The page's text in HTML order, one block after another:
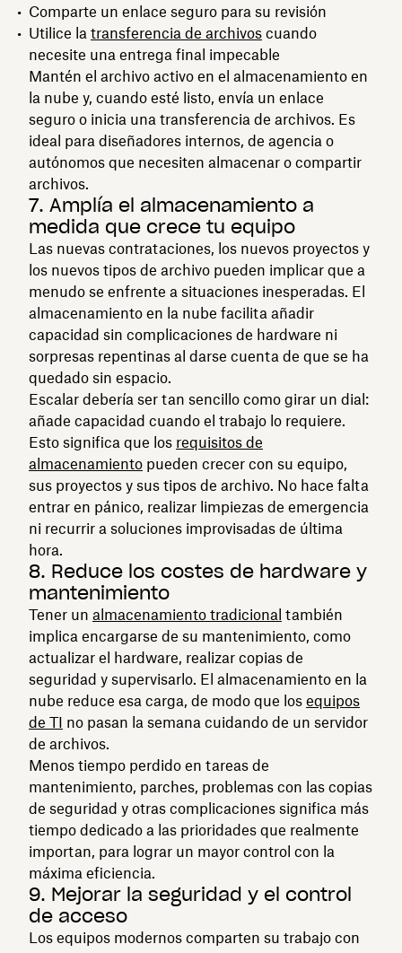
Comparte un enlace seguro para su revisión
Utilice la transferencia de archivos cuando
necesite una entrega final impecable
Mantén el archivo activo en el almacenamiento en
la nube y, cuando esté listo, envía un enlace
seguro o inicia una transferencia de archivos. Es
ideal para diseñadores internos, de agencia o
autónomos que necesiten almacenar o compartir
archivos.
7. Amplía el almacenamiento a
medida que crece tu equipo
Las nuevas contrataciones, los nuevos proyectos y
los nuevos tipos de archivo pueden implicar que a
menudo se enfrente a situaciones inesperadas. El
almacenamiento en la nube facilita añadir
capacidad sin complicaciones de hardware ni
sorpresas repentinas al darse cuenta de que se ha
quedado sin espacio.
Escalar debería ser tan sencillo como girar un dial:
añade capacidad cuando el trabajo lo requiere.
Esto significa que los requisitos de
almacenamiento pueden crecer con su equipo,
sus proyectos y sus tipos de archivo. No hace falta
entrar en pánico, realizar limpiezas de emergencia
ni recurrir a soluciones improvisadas de última
hora.
8. Reduce los costes de hardware y
mantenimiento
Tener un almacenamiento tradicional también
implica encargarse de su mantenimiento, como
actualizar el hardware, realizar copias de
seguridad y supervisarlo. El almacenamiento en la
nube reduce esa carga, de modo que los equipos
de TI no pasan la semana cuidando de un servidor
de archivos.
Menos tiempo perdido en tareas de
mantenimiento, parches, problemas con las copias
de seguridad y otras complicaciones significa más
tiempo dedicado a las prioridades que realmente
importan, para lograr un mayor control con la
máxima eficiencia.
9. Mejorar la seguridad y el control
de acceso
Los equipos modernos comparten su trabajo con